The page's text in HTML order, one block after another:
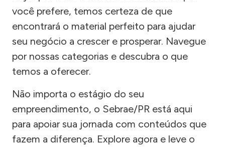
você prefere, temos certeza de que
encontrará o material perfeito para ajudar
seu negócio a crescer e prosperar. Navegue
por nossas categorias e descubra o que
temos a oferecer.
Não importa o estágio do seu
empreendimento, o Sebrae/PR está aqui
para apoiar sua jornada com conteúdos que
fazem a diferença. Explore agora e leve o